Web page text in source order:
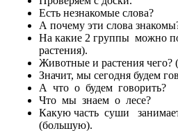
Есть незнакомые слова?
А почему эти слова
На какие 2 группы можно
растения).
Животные и растения чего?
Значит, мы сегодня будем
А что о будем говорить?
Что мы знаем о лесе?
Какую часть суши
(большую).